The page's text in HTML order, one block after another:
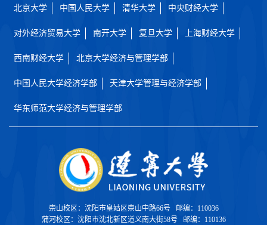
北京大学 中国人民大学 清华大学 中央财经大学
对外经济贸易大学 南开大学 复旦大学 上海财经大学
西南财经大学 北京大学经济与管理学部
中国人民大学经济学部 天津大学管理与经济学部
华东师范大学经济与管理学部
崇山校区：沈阳市皇姑区崇山中路66号 邮编：110036
蒲河校区：沈阳市沈北新区道义南大街58号 邮编：110136